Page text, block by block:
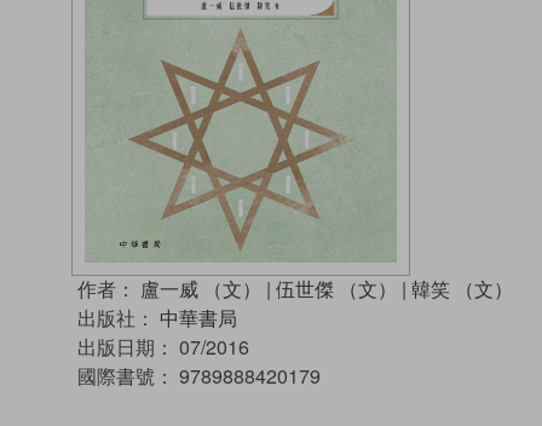
作者： 盧一威 （文） | 伍世傑 （文） | 韓笑 （文）
出版社： 中華書局
出版日期： 07/2016
國際書號： 9789888420179